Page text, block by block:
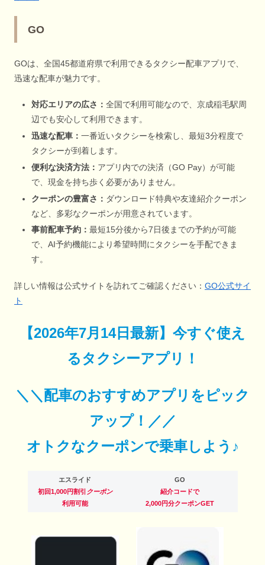
GO
GOは、全国45都道府県で利用できるタクシー配車アプリで、
迅速な配車が魅力です。
対応エリアの広さ： 全国で利用可能なので、京成稲毛駅周
辺でも安心して利用できます。
迅速な配車： 一番近いタクシーを検索し、最短3分程度で
タクシーが到着します。
便利な決済方法： アプリ内での決済（GO Pay）が可能
で、現金を持ち歩く必要がありません。
クーポンの豊富さ： ダウンロード特典や友達紹介クーポン
など、多彩なクーポンが用意されています。
事前配車予約： 最短15分後から7日後までの予約が可能
で、AI予約機能により希望時間にタクシーを手配できま
す。
詳しい情報は公式サイトを訪れてご確認ください： GO公式サイ
ト
【2026年7月14日最新】 今すぐ使え
るタクシーアプリ！
＼＼配車のおすすめアプリをピック
アップ！／／
オトクなクーポンで乗車しよう♪
エスライド
初回1,000円割引 クーポン
利用可能
GO
紹介コードで
2,000円分クーポンGET